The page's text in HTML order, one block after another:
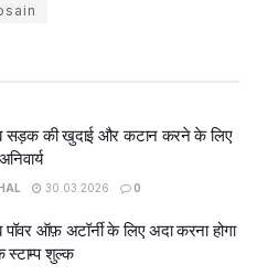
सड़क की खुदाई और कटान करने के लिए
30.03.2026 0
ऑफ़ अटॉर्नी के लिए अदा करना होगा
शुल्क